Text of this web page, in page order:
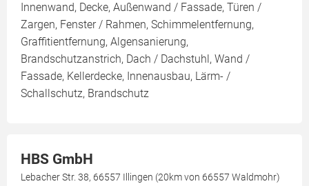
Innenwand, Decke, Außenwand / Fassade, Türen /
Zargen, Fenster / Rahmen, Schimmelentfernung,
Graffitientfernung, Algensanierung,
Brandschutzanstrich, Dach / Dachstuhl, Wand /
Fassade, Kellerdecke, Innenausbau, Lärm- /
Schallschutz, Brandschutz
HBS GmbH
Lebacher Str. 38, 66557 Illingen (20km von 66557 Waldmohr)